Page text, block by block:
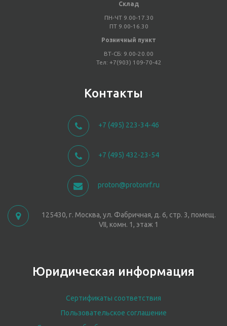
Склад
ПН-ЧТ 9.00-17.30
ПТ 9.00-16.30
Розничный пункт
ВТ-СБ: 9.00-20.00
Тел: +7(903) 109-70-42
Контакты
+7 (495) 223-34-46
+7 (495) 432-23-54
proton@protonrf.ru
125430, г. Москва, ул. Фабричная, д. 6, стр. 3, помещ.
VII, комн. 1, этаж 1
Юридическая информация
Сертификаты соответствия
Пользовательское соглашение